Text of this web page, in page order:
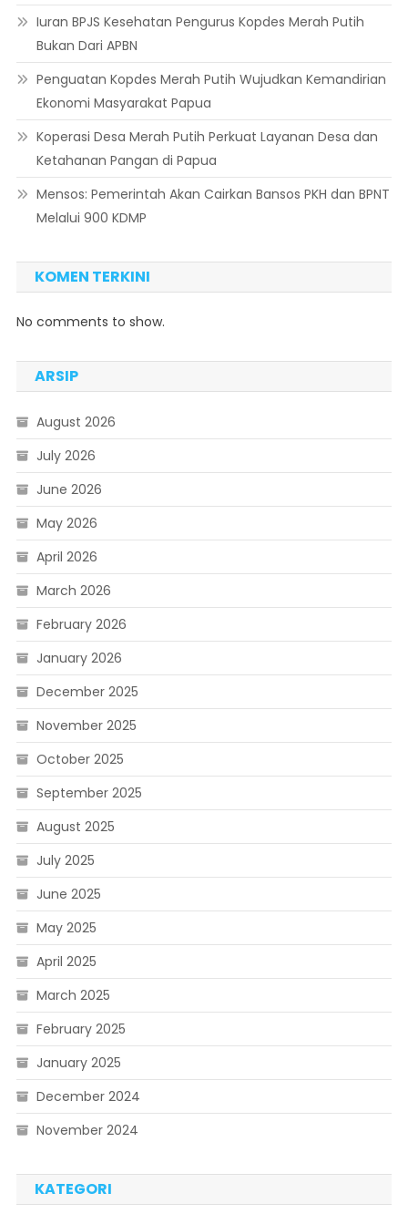
Iuran BPJS Kesehatan Pengurus Kopdes Merah Putih
Bukan Dari APBN
Penguatan Kopdes Merah Putih Wujudkan Kemandirian
Ekonomi Masyarakat Papua
Koperasi Desa Merah Putih Perkuat Layanan Desa dan
Ketahanan Pangan di Papua
Mensos: Pemerintah Akan Cairkan Bansos PKH dan BPNT
Melalui 900 KDMP
KOMEN TERKINI
No comments to show.
ARSIP
August 2026
July 2026
June 2026
May 2026
April 2026
March 2026
February 2026
January 2026
December 2025
November 2025
October 2025
September 2025
August 2025
July 2025
June 2025
May 2025
April 2025
March 2025
February 2025
January 2025
December 2024
November 2024
KATEGORI